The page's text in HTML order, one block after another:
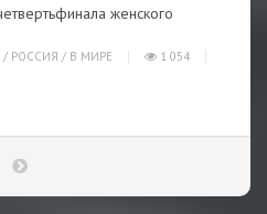
женского
/ РОССИЯ / В МИРЕ
1 054